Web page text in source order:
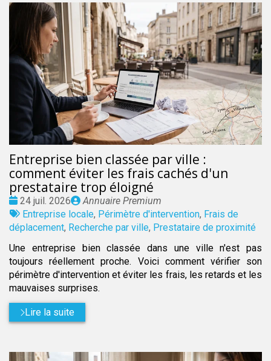
Entreprise bien classée par ville :
comment éviter les frais cachés d'un
prestataire trop éloigné
Date
:
24 juil. 2026
Publié
par
Annuaire Premium
Tags
:
Entreprise locale, Périmètre d'intervention, Frais de
déplacement, Recherche par ville, Prestataire de proximité
Une entreprise bien classée dans une ville n'est pas
toujours réellement proche. Voici comment vérifier son
périmètre d'intervention et éviter les frais, les retards et les
mauvaises surprises.
Lire la suite